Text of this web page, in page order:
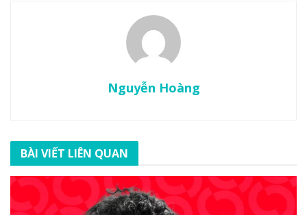
Nguyễn Hoàng
BÀI VIẾT LIÊN QUAN